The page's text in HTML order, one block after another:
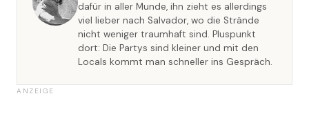
dafür in aller Munde, ihn zieht es allerdings
viel lieber nach Salvador, wo die Strände
nicht weniger traumhaft sind. Pluspunkt
dort: Die Partys sind kleiner und mit den
Locals kommt man schneller ins Gespräch.
ANZEIGE